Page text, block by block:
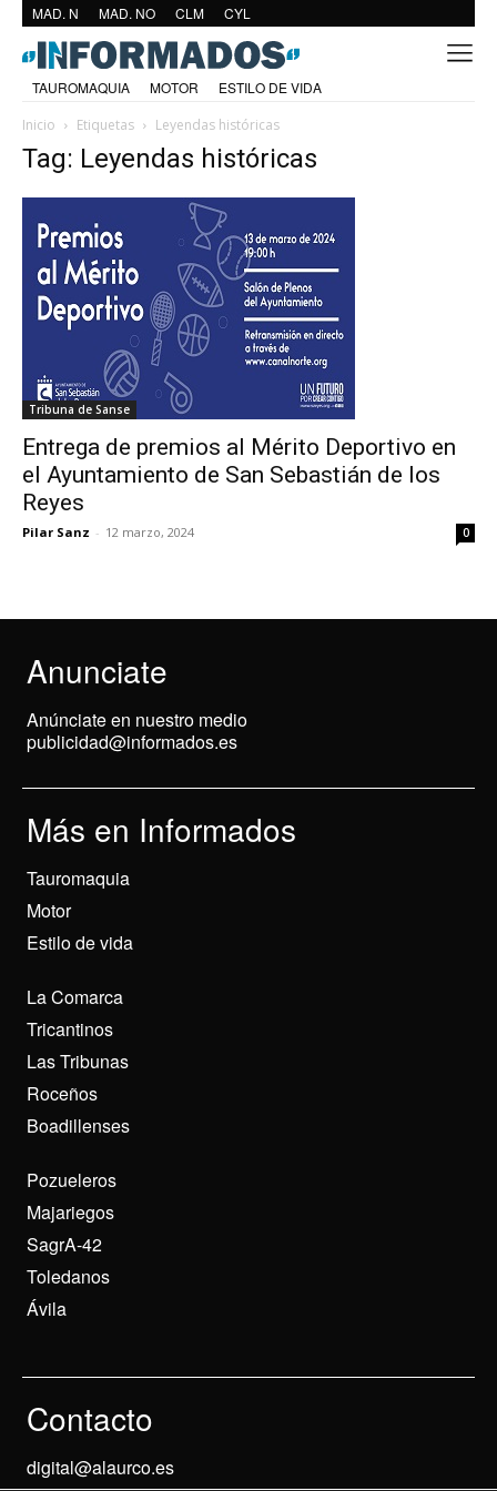
MAD. N MAD. NO CLM CYL
TAUROMAQUIA MOTOR
ESTILO DE VIDA
Inicio
Etiquetas Leyendas históricas
Tag: Leyendas históricas
Tribuna de Sanse
Entrega de premios al Mérito Deportivo en
el Ayuntamiento de San Sebastián de los
Reyes
Pilar Sanz - 12 marzo, 2024 0
Anunciate
Anúnciate en nuestro medio
publicidad@informados.es
Más en Informados
Tauromaquia
Motor
Estilo de vida
La Comarca
Tricantinos
Las Tribunas
Roceños
Boadillenses
Pozueleros
Majariegos
SagrA-42
Toledanos
Ávila
Contacto
digital@alaurco.es